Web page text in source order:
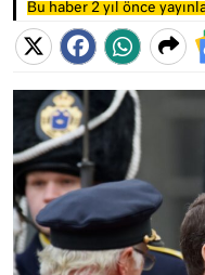
Bu haber 2 yıl önce